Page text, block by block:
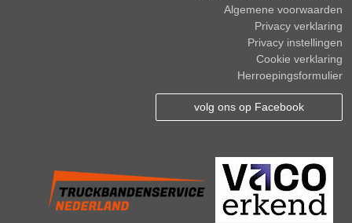
Algemene voorwaarden
Privacy verklaring
Privacy instellingen
Cookie verklaring
Herroepingsformulier
volg ons op Facebook